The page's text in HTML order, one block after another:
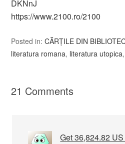
DKNnJ
https://www.2100.ro/2100
Posted in:CĂRȚILE DIN
literatura romana, literatura utopica,
21 Comments
Get 36,824.82